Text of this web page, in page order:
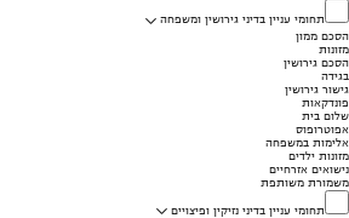
תחומי עניין בדיני גירושין ומשפחה
הסכם ממון
מזונות
הסכם גירושין
בגידה
גישור גירושין
פונדקאות
שלום בית
אפוטרופוס
אלימות במשפחה
מזונות ילדים
נישואים אזרחיים
משמורת משותפת
תחומי עניין בדיני נזיקין ופיצויים